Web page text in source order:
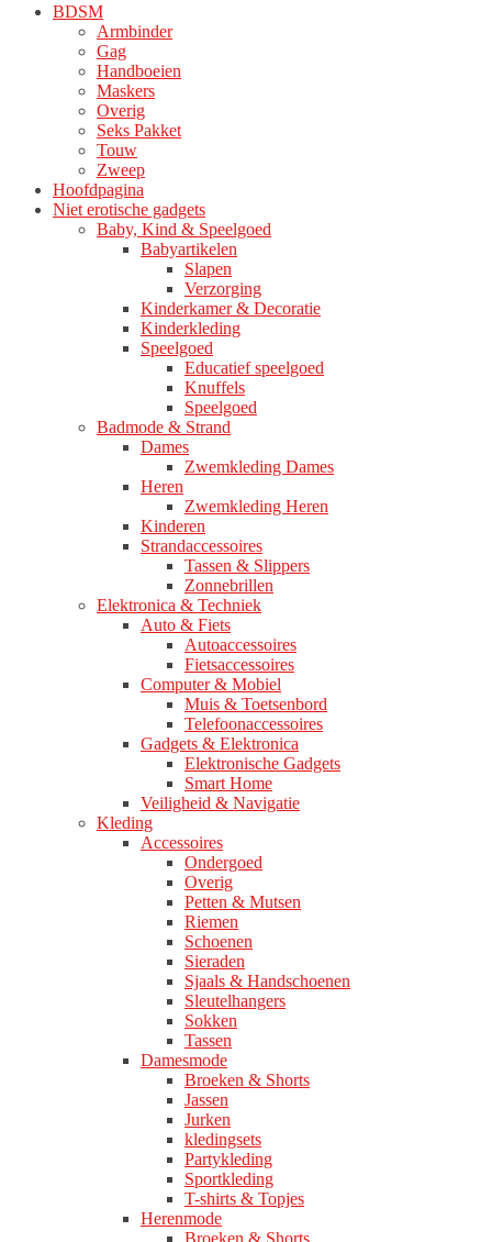
BDSM
Armbinder
Gag
Handboeien
Maskers
Overig
Seks Pakket
Touw
Zweep
Hoofdpagina
Niet erotische gadgets
Baby, Kind & Speelgoed
Babyartikelen
Slapen
Verzorging
Kinderkamer & Decoratie
Kinderkleding
Speelgoed
Educatief speelgoed
Knuffels
Speelgoed
Badmode & Strand
Dames
Zwemkleding Dames
Heren
Zwemkleding Heren
Kinderen
Strandaccessoires
Tassen & Slippers
Zonnebrillen
Elektronica & Techniek
Auto & Fiets
Autoaccessoires
Fietsaccessoires
Computer & Mobiel
Muis & Toetsenbord
Telefoonaccessoires
Gadgets & Elektronica
Elektronische Gadgets
Smart Home
Veiligheid & Navigatie
Kleding
Accessoires
Ondergoed
Overig
Petten & Mutsen
Riemen
Schoenen
Sieraden
Sjaals & Handschoenen
Sleutelhangers
Sokken
Tassen
Damesmode
Broeken & Shorts
Jassen
Jurken
kledingsets
Partykleding
Sportkleding
T-shirts & Topjes
Herenmode
Broeken & Shorts